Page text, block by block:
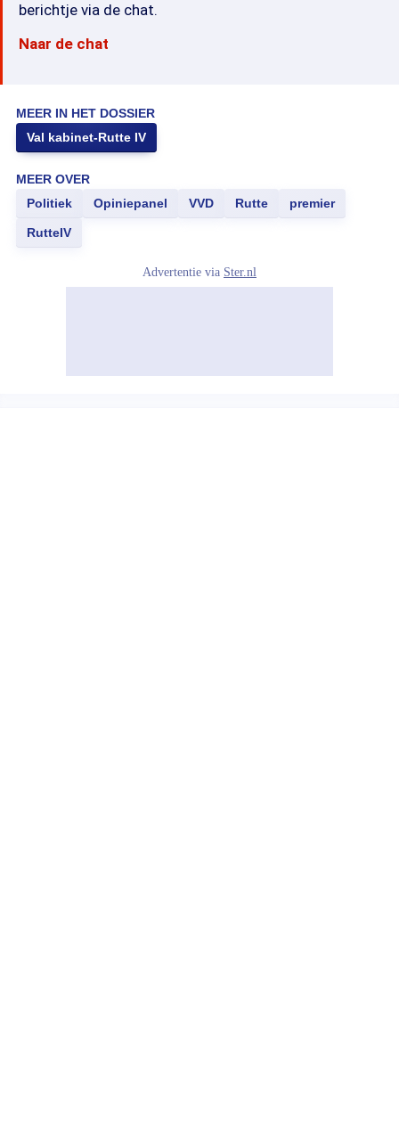
berichtje via de chat.
Naar de chat
MEER IN HET DOSSIER
Val kabinet-Rutte IV
MEER OVER
Politiek
Opiniepanel VVD Rutte premier
RutteIV
Advertentie via Ster.nl